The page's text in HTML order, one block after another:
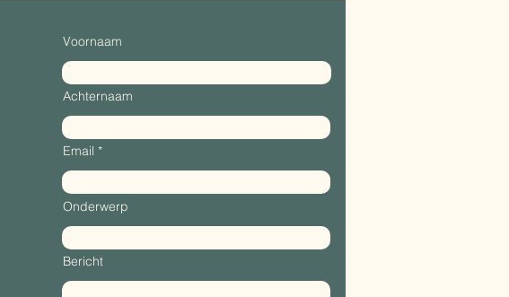
Voornaam
Achternaam
Email
Onderwerp
Bericht